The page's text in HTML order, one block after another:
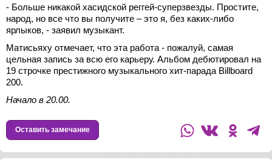
- Больше никакой хасидской реггей-суперзвезды. Простите,
народ, но все что вы получите – это я, без каких-либо
ярлыков, - заявил музыкант.
Матисьяху отмечает, что эта работа - пожалуй, самая
цельная запись за всю его карьеру. Альбом дебютировал на
19 строчке престижного музыкального хит-парада Billboard
200.
Начало в 20.00.
Оставить замечание